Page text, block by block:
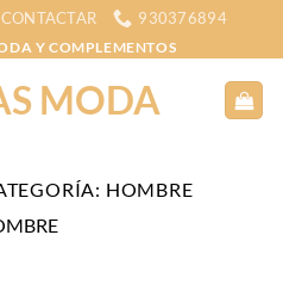
CONTACTAR 930376894
Y COMPLEMENTOS
HOMBRE